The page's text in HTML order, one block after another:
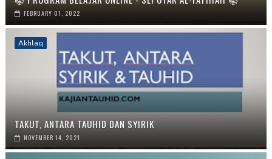
FEBRUARY 01, 2022
Akhlaq
TAKUT, ANTARA TAUHID DAN SYIRIK
NOVEMBER 14, 2021